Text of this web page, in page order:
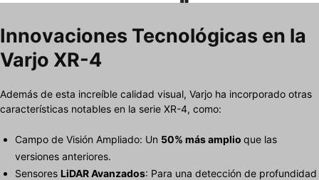
Innovaciones Tecnológicas en la
Varjo XR-4
Además de esta increíble calidad visual, Varjo ha incorporado otras
características notables en la serie XR-4, como:
Campo de Visión Ampliado: Un 50% más amplio que las
versiones anteriores.
Sensores LiDAR Avanzados: Para una detección de profundidad